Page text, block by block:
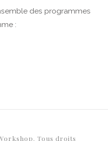
des programmes
:
Tous droits